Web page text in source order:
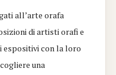
all’arte orafa
di artisti orafi e
espositivi con la loro
una